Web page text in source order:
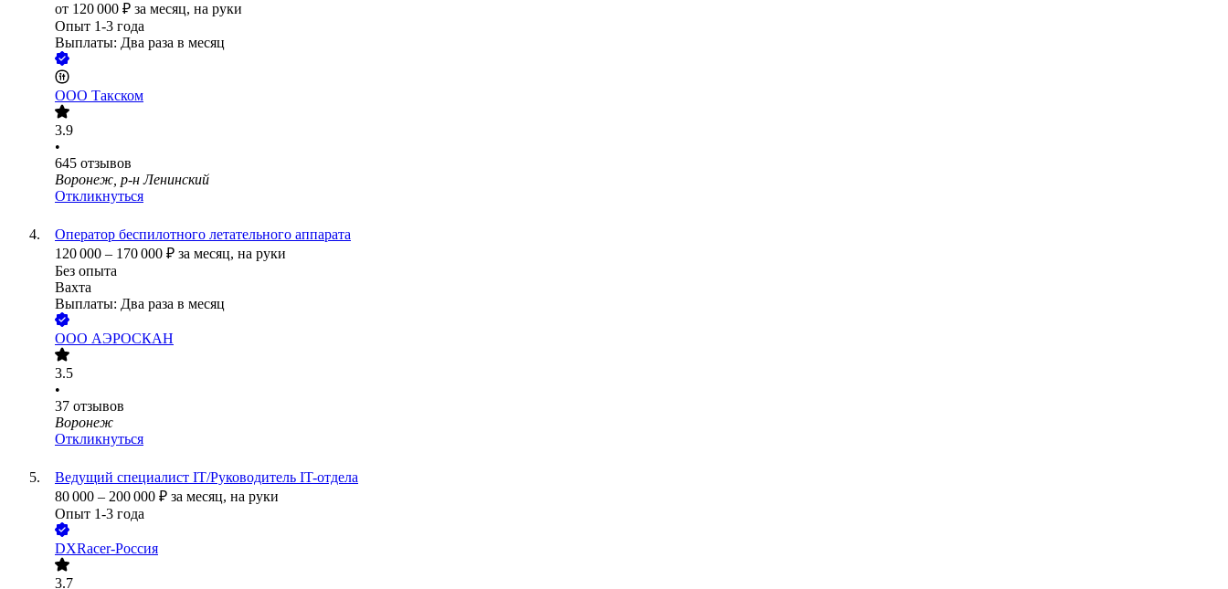
от 120 000 ₽ за месяц, на руки
Опыт 1-3 года
Выплаты: Два раза в месяц
ООО Такском
3.9
•
645 отзывов
Воронеж, р-н Ленинский
Откликнуться
Оператор беспилотного летательного аппарата
120 000 – 170 000 ₽ за месяц, на руки
Без опыта
Вахта
Выплаты: Два раза в месяц
ООО АЭРОСКАН
3.5
•
37 отзывов
Воронеж
Откликнуться
Ведущий специалист IT/Руководитель IT-отдела
80 000 – 200 000 ₽ за месяц, на руки
Опыт 1-3 года
DXRacer-Россия
3.7